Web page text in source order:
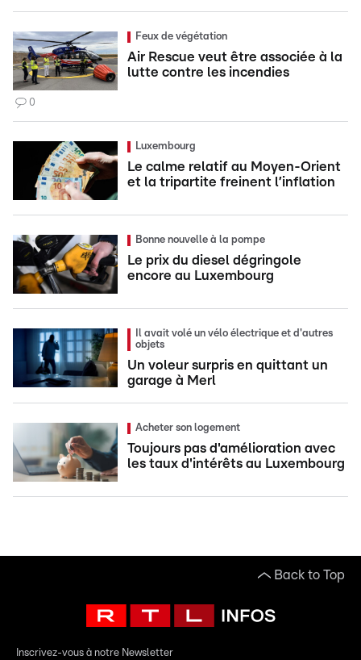
Feux de végétation
Air Rescue veut être associée à la
lutte contre les incendies
0
Luxembourg
Le calme relatif au Moyen-Orient
et la tripartite freinent l’inflation
Bonne nouvelle à la pompe
Le prix du diesel dégringole
encore au Luxembourg
Il avait volé un vélo électrique et d'autres
objets
Un voleur surpris en quittant un
garage à Merl
Acheter son logement
Toujours pas d'amélioration avec
les taux d'intérêts au Luxembourg
Back to Top
Inscrivez-vous à notre Newsletter